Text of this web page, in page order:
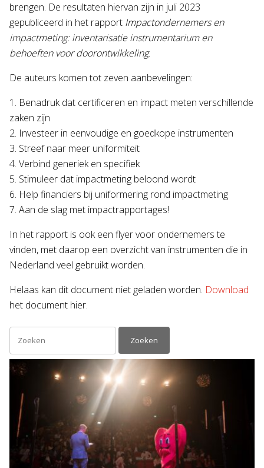
brengen. De resultaten hiervan zijn in juli 2023
gepubliceerd in het rapport Impactondernemers en
impactmeting: inventarisatie instrumentarium en
behoeften voor doorontwikkeling.
De auteurs komen tot zeven aanbevelingen:
1. Benadruk dat certificeren en impact meten verschillende
zaken zijn
2. Investeer in eenvoudige en goedkope instrumenten
3. Streef naar meer uniformiteit
4. Verbind generiek en specifiek
5. Stimuleer dat impactmeting beloond wordt
6. Help financiers bij uniformering rond impactmeting
7. Aan de slag met impactrapportages!
In het rapport is ook een flyer voor ondernemers te
vinden, met daarop een overzicht van instrumenten die in
Nederland veel gebruikt worden.
Helaas kan dit document niet geladen worden. Download
het document hier.
Zoeken